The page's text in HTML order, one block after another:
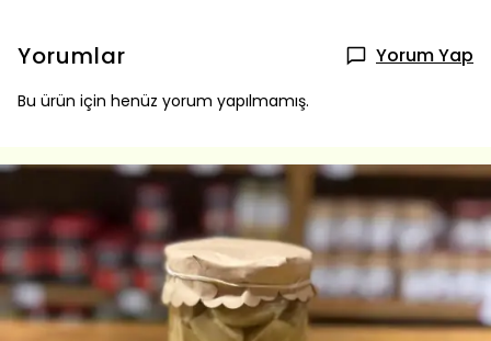
Yorumlar Yorum Yap
Bu ürün için henüz yorum yapılmamış.